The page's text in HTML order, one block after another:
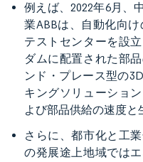
例えば、2022年6月、
業ABBは、自動化向
テストセンターを設
ダムに配置された部
ンド・プレース型の
キングソリューショ
よび部品供給の速度と
さらに、都市化と工
の発展途上地域では